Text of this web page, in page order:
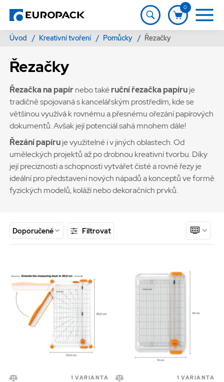
0
Úvod / Kreativní tvoření / Pomůcky / Řezačky
Řezačky
Řezačka na papírnebo takéruční řezačka papíruje
tradičně spojovaná s kancelářským prostředím, kde se
většinou využívá k rovnému a přesnému ořezání papírových
dokumentů. Avšak její potenciál sahá mnohem dále!
Řezání papíruje využitelné i v jiných oblastech. Od
uměleckých projektů až po drobnou kreativní tvorbu. Díky
její preciznosti a schopnosti vytvářet čisté a rovné řezy je
ideální pro představení nových nápadů a konceptů ve formě
fyzických modelů, koláží nebo dekoračních prvků.
Doporučené Filtrovat
1 VARIANTA 1 VARIANTA